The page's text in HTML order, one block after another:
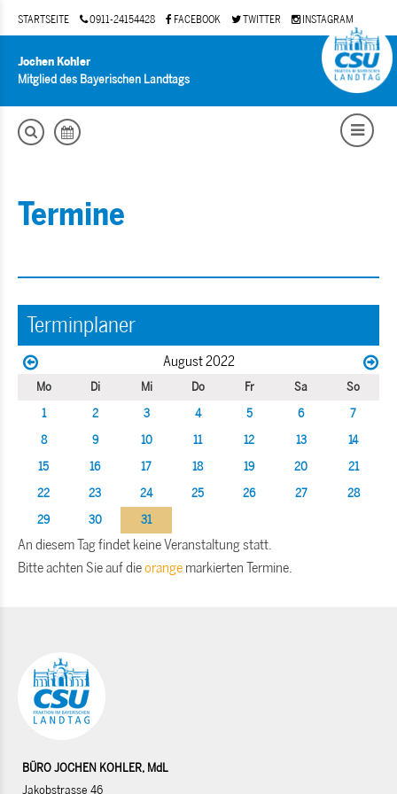
STARTSEITE 0911-24154428 FACEBOOK TWITTER INSTAGRAM
Jochen Kohler
Mitglied des Bayerischen Landtags
Termine
Terminplaner
August 2022
Mo Di Mi Do Fr Sa
So
1
2 3 4 5 6
7
8
9 10 11 12 13
14
15
16 17 18 19 20
21
22
23 24 25 26 27
28
29
30 31
An diesem Tag findet keine Veranstaltung statt.
Bitte achten Sie auf dieorange markierten Termine.
BÜRO JOCHEN KOHLER, MdL
Jakobstrasse 46